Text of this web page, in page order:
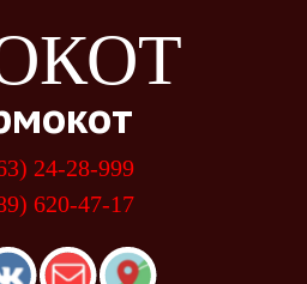
24-28-999
620-47-17